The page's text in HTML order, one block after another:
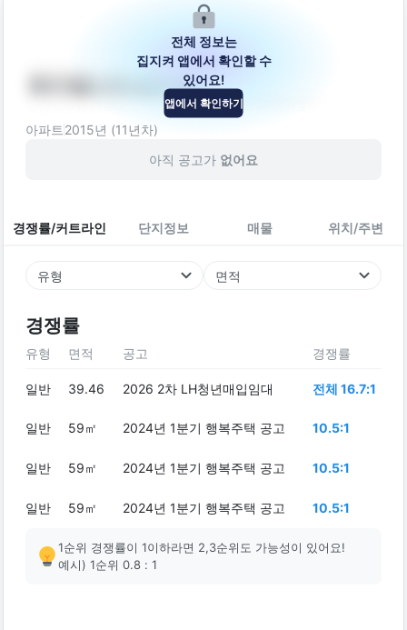
에이엠시티센트럴
전남광주통합특별시 광산구 첨단중앙로182번길 50
아파트 2015년 (11년차)
아직 공고가 없어요
경쟁률/커트라인 단지정보 매물 위치/주변
유형 면적
경쟁률
전체 정보는
집지켜 앱에서 확인할 수
있어요!
앱에서 확인하기
유형 면적 공고 경쟁률
일반 39.46 2026 2차 LH청년매입임대 전체 16.7:1
일반 59㎡ 2024년 1분기 행복주택 공고 10.5:1
일반 59㎡ 2024년 1분기 행복주택 공고 10.5:1
일반 59㎡ 2024년 1분기 행복주택 공고 10.5:1
1순위 경쟁률이 1이하라면 2,3순위도 가능성이 있어요!
예시) 1순위 0.8 : 1